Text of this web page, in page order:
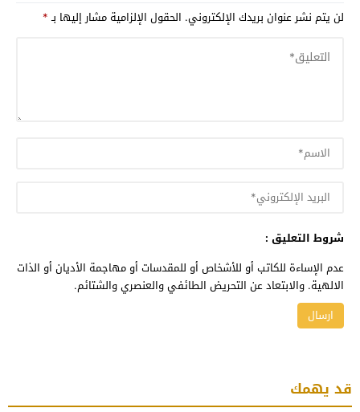
لن يتم نشر عنوان بريدك الإلكتروني. الحقول الإلزامية مشار إليها بـ*
شروط التعليق :
عدم الإساءة للكاتب أو للأشخاص أو للمقدسات أو مهاجمة الأديان أو الذات
الالهية. والابتعاد عن التحريض الطائفي والعنصري والشتائم.
قد يهمك